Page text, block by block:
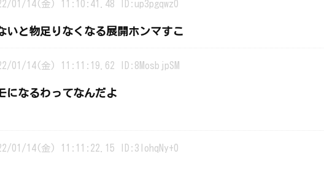
01/14(金) 11:10:41.48 ID:up3pgqwz0
いと物足りなくなる展開ホンマすこ
01/14(金) 11:11:19.62 ID:8MosbjpSM
になるわってなんだよ
01/14(金) 11:11:22.15 ID:3lohqNy+0